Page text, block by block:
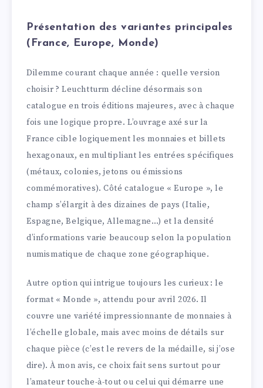
Présentation des variantes principales
(France, Europe, Monde)
Dilemme courant chaque année : quelle version
choisir ? Leuchtturm décline désormais son
catalogue en trois éditions majeures, avec à chaque
fois une logique propre. L’ouvrage axé sur la
France cible logiquement les monnaies et billets
hexagonaux, en multipliant les entrées spécifiques
(métaux, colonies, jetons ou émissions
commémoratives). Côté catalogue « Europe », le
champ s’élargit à des dizaines de pays (Italie,
Espagne, Belgique, Allemagne…) et la densité
d’informations varie beaucoup selon la population
numismatique de chaque zone géographique.
Autre option qui intrigue toujours les curieux : le
format « Monde », attendu pour avril 2026. Il
couvre une variété impressionnante de monnaies à
l’échelle globale, mais avec moins de détails sur
chaque pièce (c’est le revers de la médaille, si j’ose
dire). À mon avis, ce choix fait sens surtout pour
l’amateur touche-à-tout ou celui qui démarre une